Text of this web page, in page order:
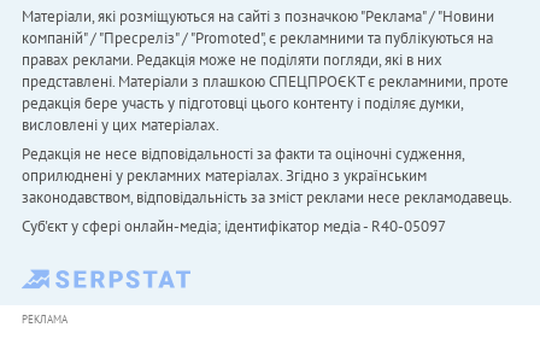
Матеріали, які розміщуються на сайті з позначкою "Реклама" / "Новини
компаній" / "Пресреліз" / "Promoted", є рекламними та публікуються на
правах реклами. Редакція може не поділяти погляди, які в них
представлені. Матеріали з плашкою СПЕЦПРОЄКТ є рекламними, проте
редакція бере участь у підготовці цього контенту і поділяє думки,
висловлені у цих матеріалах.
Редакція не несе відповідальності за факти та оціночні судження,
оприлюднені у рекламних матеріалах. Згідно з українським
законодавством, відповідальність за зміст реклами несе рекламодавець.
Cуб'єкт у сфері онлайн-медіа; ідентифікатор медіа - R40-05097
РЕКЛАМА